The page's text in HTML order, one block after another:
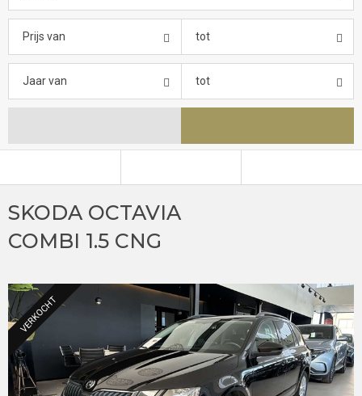
Prijs van tot
Jaar van tot
SKODA OCTAVIA
COMBI 1.5 CNG
VERKOCHT